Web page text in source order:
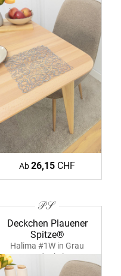
Ab26,15 CHF
Deckchen Plauener
Spitze®
Halima #1W in Grau
39382 dunkelgrau